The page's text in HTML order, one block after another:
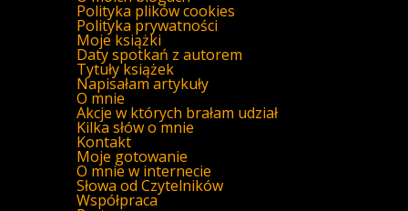
Polityka plików cookies
Polityka prywatności
Moje książki
Daty spotkań z autorem
Tytuły książek
Napisałam artykuły
O mnie
Akcje w których brałam udział
Kilka słów o mnie
Kontakt
Moje gotowanie
O mnie w internecie
Słowa od Czytelników
Współpraca